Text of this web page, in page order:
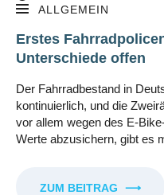
ALLGEMEIN
Erstes
Unterschiede offen
Der Fahrradbestand in
kontinuierlich, und die
vor allem wegen des E-
Werte abzusichern, gibt es
ZUM BEITRAG ⟶